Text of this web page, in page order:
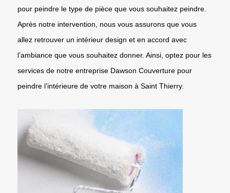
pour peindre le type de pièce que vous souhaitez peindre.
Après notre intervention, nous vous assurons que vous
allez retrouver un intérieur design et en accord avec
l’ambiance que vous souhaitez donner. Ainsi, optez pour les
services de notre entreprise Dawson Couverture pour
peindre l’intérieure de votre maison à Saint Thierry.